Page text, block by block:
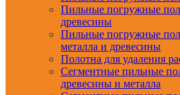
Пильные погружные
древесины
Пильные погружные
металла и древесины
Полотна для удаления
Сегментные пильные
древесины и металла